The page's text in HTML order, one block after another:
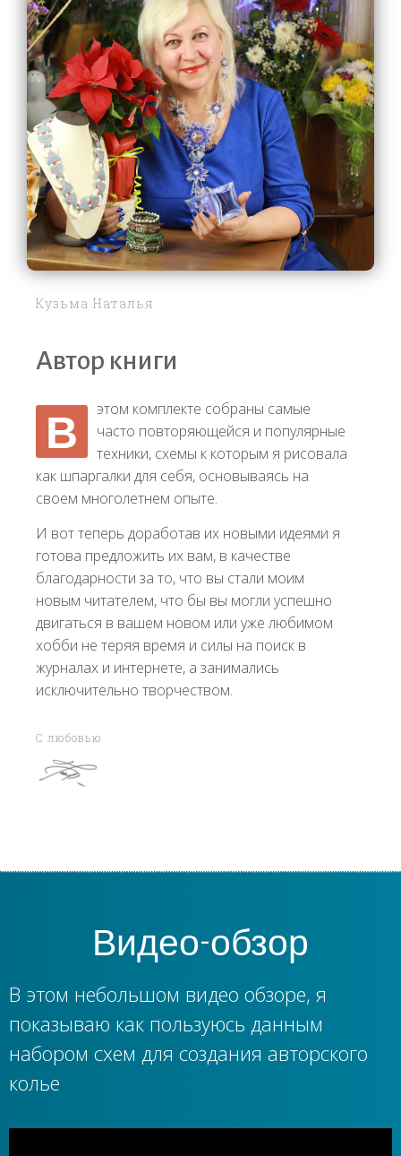
Кузьма Наталья
Автор книги
В
этом комплекте собраны самые
часто повторяющейся и популярные
техники, схемы к которым я рисовала
как шпаргалки для себя, основываясь на
своем многолетнем опыте.
И вот теперь доработав их новыми идеями я
готова предложить их вам, в качестве
благодарности за то, что вы стали моим
новым читателем, что бы вы могли успешно
двигаться в вашем новом или уже любимом
хобби не теряя время и силы на поиск в
журналах и интернете, а занимались
исключительно творчеством.
С любовью
Видео-обзор
В этом небольшом видео обзоре, я
показываю как пользуюсь данным
набором схем для создания авторского
колье